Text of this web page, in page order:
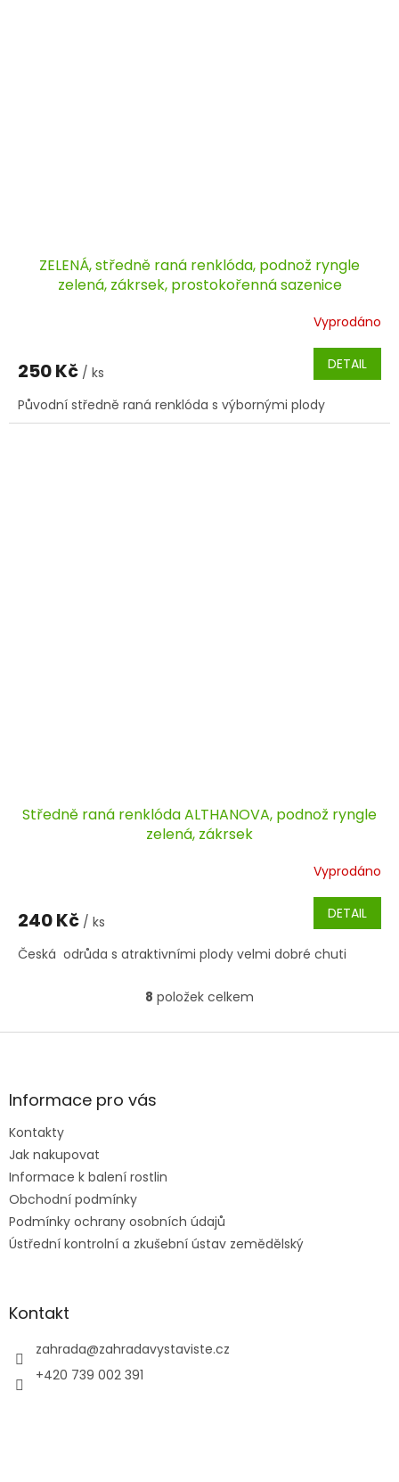
ZELENÁ, středně raná renklóda, podnož ryngle
zelená, zákrsek, prostokořenná sazenice
Vyprodáno
250 Kč / ks DETAIL
Původní středně raná renklóda s výbornými plody
Středně raná renklóda ALTHANOVA, podnož ryngle
zelená, zákrsek
Vyprodáno
240 Kč / ks DETAIL
Česká odrůda s atraktivními plody velmi dobré chuti
O
l
v
ý
8 položek celkem
Z
aInformace pro vás
Kontakty
Jak nakupovat
Informace k balení rostlin
Obchodní podmínky
Podmínky ochrany osobních údajů
Ústřední kontrolní a zkušební ústav zemědělský
Kontakt
zahrada@zahradavystaviste.cz
+420 739 002 391